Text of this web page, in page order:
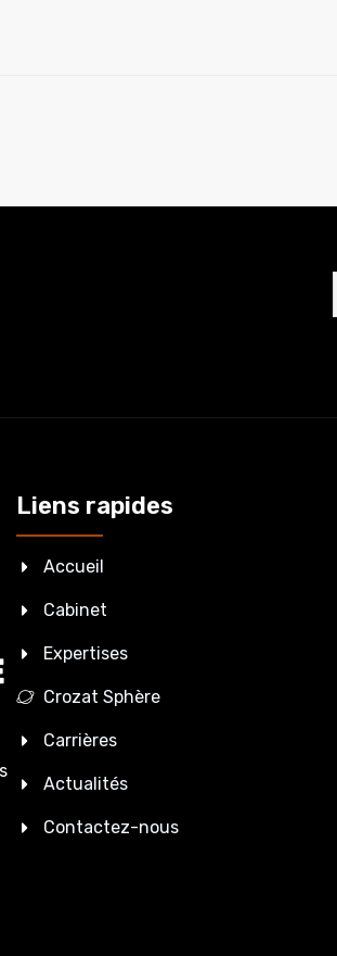
Liens rapides
Accueil
Cabinet
Expertises
Crozat Sphère
Carrières
Actualités
Contactez-nous